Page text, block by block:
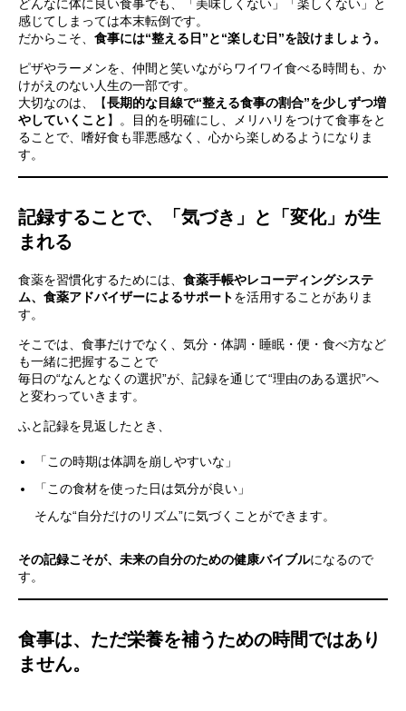
どんなに体に良い食事でも、「美味しくない」「楽しくない」と
感じてしまっては本末転倒です。
だからこそ、 食事には“整える日”と“楽しむ日”を設けましょう。
ピザやラーメンを、仲間と笑いながらワイワイ食べる時間も、か
けがえのない人生の一部です。
大切なのは、【長期的な目線で“整える食事の割合”を少しずつ増
やしていくこと 】。目的を明確にし、メリハリをつけて食事をと
ることで、嗜好食も罪悪感なく、心から楽しめるようになりま
す。
記録することで、「気づき」と「変化」が生
まれる
食薬を習慣化するためには、 食薬手帳やレコーディングシステ
ム、食薬アドバイザーによるサポートを活用することがありま
す。
そこでは、食事だけでなく、気分・体調・睡眠・便・食べ方など
も一緒に把握することで
毎日の“なんとなくの選択”が、記録を通じて“理由のある選択”へ
と変わっていきます。
ふと記録を見返したとき、
「この時期は体調を崩しやすいな」
「この食材を使った日は気分が良い」
そんな“自分だけのリズム”に気づくことができます。
その記録こそが、未来の自分のための健康バイブルになるので
す。
食事は、ただ栄養を補うための時間ではあり
ません。